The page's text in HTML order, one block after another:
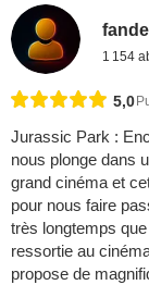
1 154
5,0
Jurassic Park :
nous plonge dans
grand cinéma et
pour nous faire
très longtemps
ressortie au
propose de